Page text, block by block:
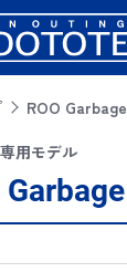
ROO Garbage
Garbage
専用モデル